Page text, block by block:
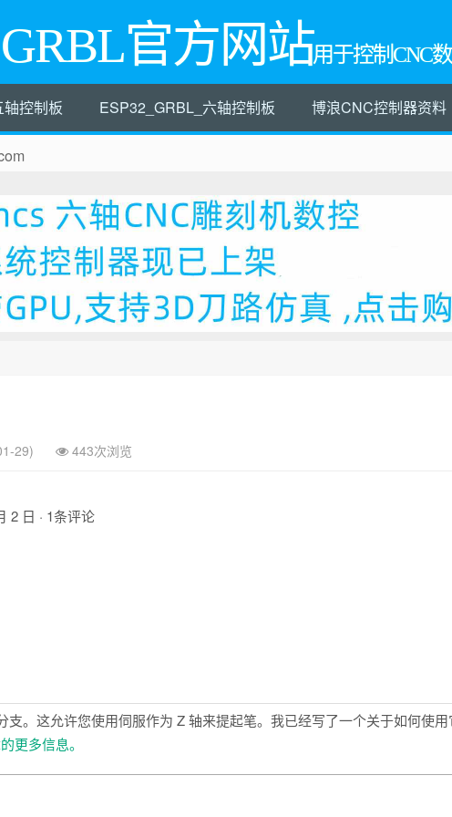
GRBL官方网站用于控制CNC
控制板 ESP32_GRBL_六轴控制板 博浪CNC控制器资料
29) 443次浏览
2 日 · 1条评论
支。这允许您使用伺服作为 Z 轴来提起笔。我已经写了一个关于如何使用
更多信息。